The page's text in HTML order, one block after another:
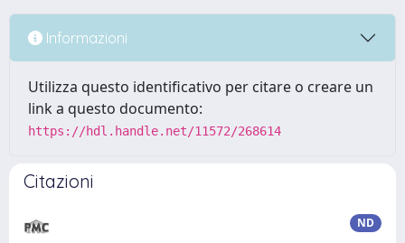
Informazioni
Utilizza questo identificativo per citare o creare un
link a questo documento:
https://hdl.handle.net/11572/268614
Citazioni
ND